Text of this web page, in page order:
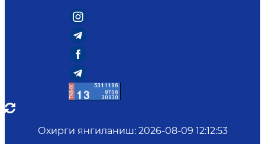
Охирги янгиланиш: 2026-08-09 12:12:53